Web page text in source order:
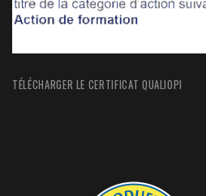
TÉLÉCHARGER LE CERTIFICAT QUALIOPI